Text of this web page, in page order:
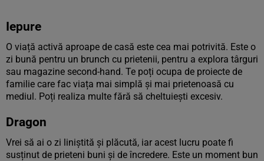
Iepure
O viață activă aproape de casă este cea mai potrivită. Este o
zi bună pentru un brunch cu prietenii, pentru a explora târguri
sau magazine second-hand. Te poți ocupa de proiecte de
familie care fac viața mai simplă și mai prietenoasă cu
mediul. Poți realiza multe fără să cheltuiești excesiv.
Dragon
Vrei să ai o zi liniștită și plăcută, iar acest lucru poate fi
susținut de prieteni buni și de încredere. Este un moment bun